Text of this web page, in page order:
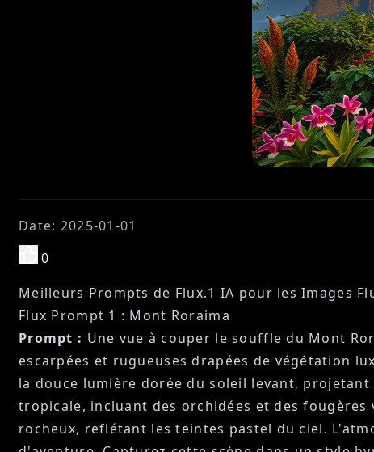
Date: 2025-01-01
0
Meilleurs Prompts de Flux.1 IA pour les Images
Flux Prompt 1 : Mont Roraima
Prompt : Une vue à couper le souffle du Mont
escarpées et rugueuses drapées de végétation
la douce lumière dorée du soleil levant,
tropicale, incluant des orchidées et des
rocheux, reflétant les teintes pastel du ciel.